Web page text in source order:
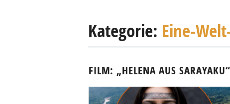
Kategorie: Eine-
FILM: „HELENA AUS SARAYAKU“